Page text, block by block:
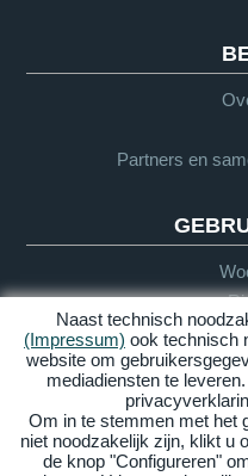
Partners en
Impressum Privacy
Naast technisch
(Impressum) ook technisch
website om
mediadiensten te
Om in te stemmen met het
niet noodzakelijk zijn, klikt u
de knop "Configureren"